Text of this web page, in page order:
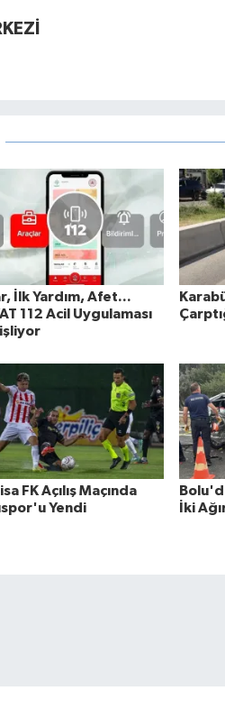
İlk Yardım, Afet...
112 Acil Uygulaması
FK Açılış Maçında
Yendi
İki